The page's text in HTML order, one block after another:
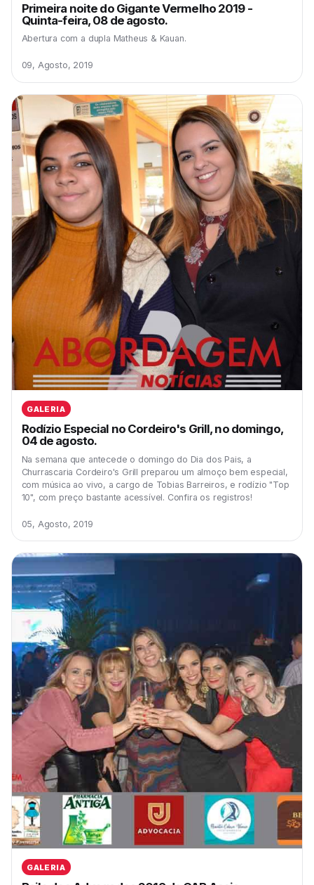
Primeira noite do Gigante Vermelho 2019 -
Quinta-feira, 08 de agosto.
Abertura com a dupla Matheus & Kauan.
09, Agosto, 2019
GALERIA
Rodízio Especial no Cordeiro's Grill, no domingo,
04 de agosto.
Na semana que antecede o domingo do Dia dos Pais, a
Churrascaria Cordeiro's Grill preparou um almoço bem especial,
com música ao vivo, a cargo de Tobias Barreiros, e rodízio "Top
10", com preço bastante acessível. Confira os registros!
05, Agosto, 2019
GALERIA